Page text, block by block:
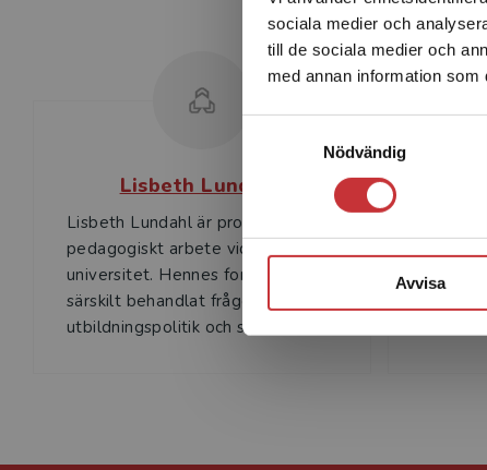
sociala medier och
till de sociala medier och
med annan information
Nödvändig
Avvisa
Lisbeth Lundahl
Lisbeth Lundahl är professor i
pedagogiskt arbete vid Umeå
universitet. Hennes forskning har
särskilt behandlat frågor om
utbildningspolitik och sk...